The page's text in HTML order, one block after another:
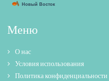
Меню
О нас
Условия использования
Политика конфиденциальности